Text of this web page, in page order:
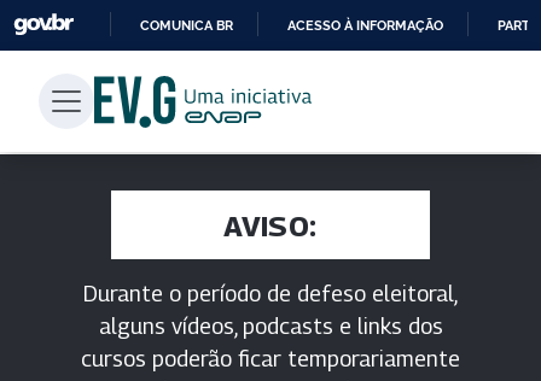
PARA
CONTEÚDO
COMUNICA BR ACESSO À INFORMAÇÃO
AVISO:
Durante o período de defeso eleitoral,
alguns vídeos, podcasts e links dos
cursos poderão ficar temporariamente